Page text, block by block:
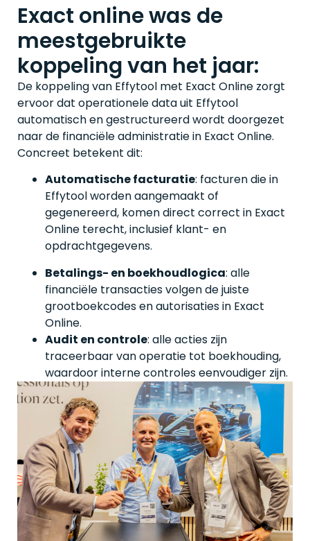
Exact online was de
meestgebruikte
koppeling van het jaar:
De koppeling van Effytool met Exact Online zorgt
ervoor dat operationele data uit Effytool
automatisch en gestructureerd wordt doorgezet
naar de financiële administratie in Exact Online.
Concreet betekent dit:
Automatische facturatie: facturen die in
Effytool worden aangemaakt of
gegenereerd, komen direct correct in Exact
Online terecht, inclusief klant- en
opdrachtgegevens.
Betalings- en boekhoudlogica: alle
financiële transacties volgen de juiste
grootboekcodes en autorisaties in Exact
Online.
Audit en controle: alle acties zijn
traceerbaar van operatie tot boekhouding,
waardoor interne controles eenvoudiger zijn.